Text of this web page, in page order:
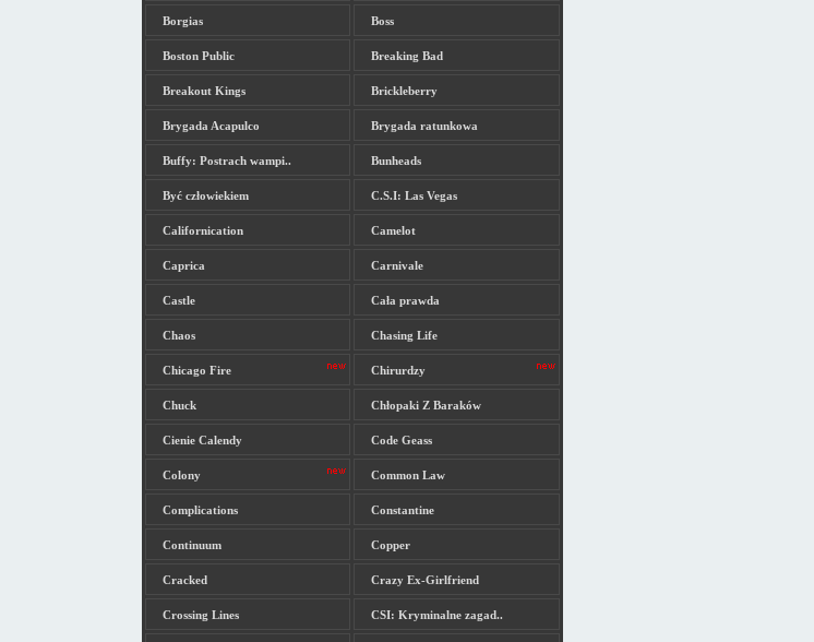
Borgias Boss
Boston Public Breaking Bad
Breakout Kings Brickleberry
Brygada Acapulco Brygada ratunkowa
Buffy: Postrach wampi.. Bunheads
Być człowiekiem C.S.I: Las Vegas
Californication Camelot
Caprica Carnivale
Castle Cała prawda
Chaos Chasing Life
Chicago Fire Chirurdzy
Chuck Chłopaki Z Baraków
Cienie Calendy Code Geass
Colony Common Law
Complications Constantine
Continuum Copper
Cracked Crazy Ex-Girlfriend
Crossing Lines CSI: Kryminalne zagad..